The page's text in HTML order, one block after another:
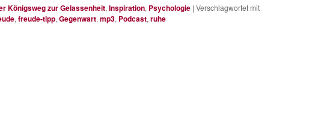
Königsweg zur Gelassenheit, Inspiration, Psychologie | Verschlagwortet mit
, freude-tipp, Gegenwart, mp3, Podcast, ruhe